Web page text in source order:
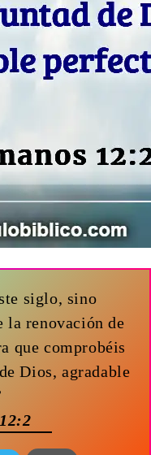
siglo, sino
la renovación de
que comprobéis
Dios, agradable